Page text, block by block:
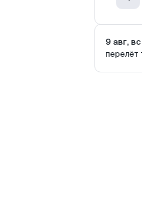
9 авг, вс
перелёт